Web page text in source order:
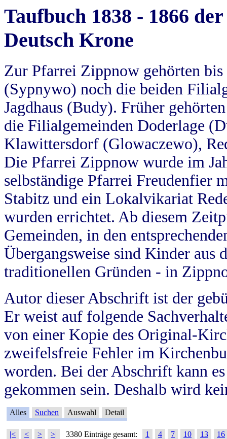
Taufbuch 1838 - 1866
Deutsch Krone
Zur Pfarrei Zippnow gehörten
(Sypnywo) noch die beiden
Jagdhaus (Budy). Früher
die Filialgemeinden Doderlage
Klawittersdorf (Glowaczewo),
Die Pfarrei Zippnow wurde im
selbständige Pfarrei Freudenfier
Stabitz und ein Lokalvikariat
wurden errichtet. Ab diesem
Gemeinden, in den
Übergangsweise sind Kinder aus
traditionellen Gründen - in
Autor dieser Abschrift ist der
Er weist auf folgende
von einer Kopie des Original-
zweifelsfreie Fehler im
worden. Bei der Abschrift kann
gekommen sein. Deshalb wird
Alles Suchen Auswahl Detail
|< < > >| 3380 Einträge gesamt: 1 4 7 10 13
16